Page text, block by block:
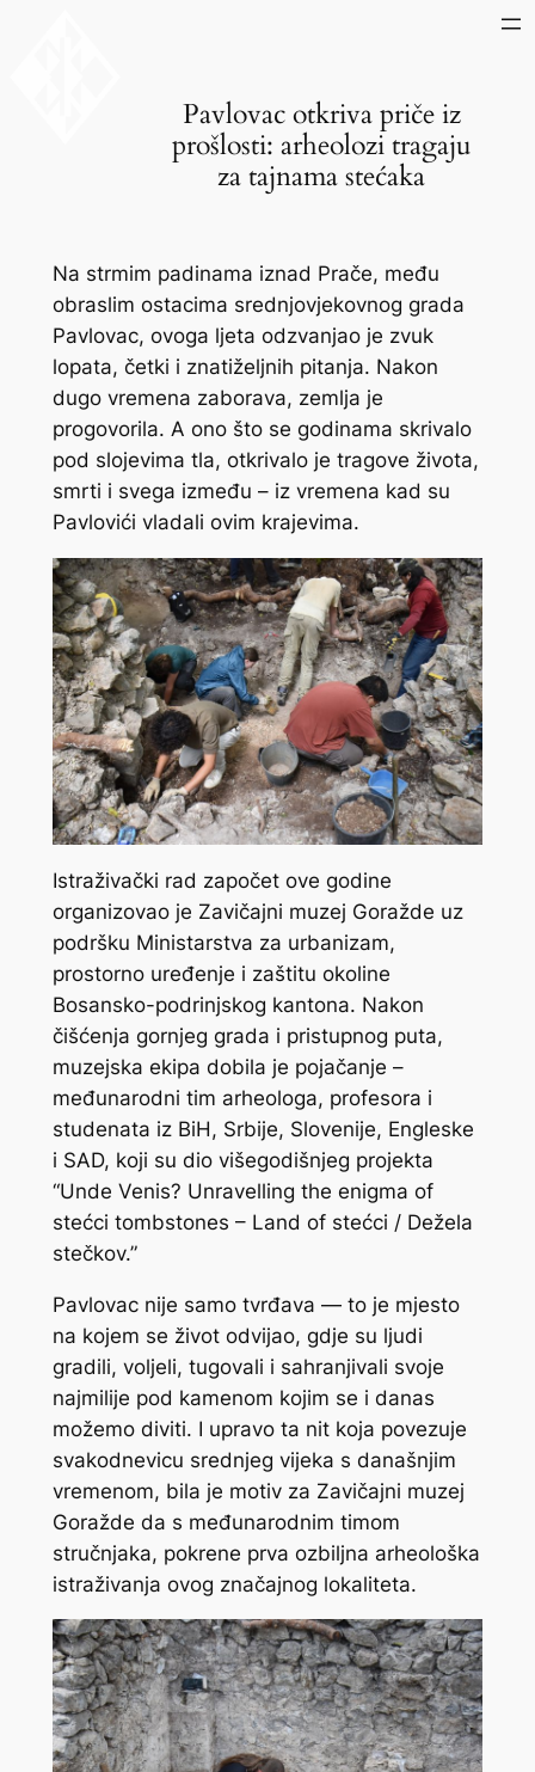
Pavlovac otkriva priče iz
prošlosti: arheolozi tragaju
za tajnama stećaka
Na strmim padinama iznad Prače, među
obraslim ostacima srednjovjekovnog grada
Pavlovac, ovoga ljeta odzvanjao je zvuk
lopata, četki i znatiželjnih pitanja. Nakon
dugo vremena zaborava, zemlja je
progovorila. A ono što se godinama skrivalo
pod slojevima tla, otkrivalo je tragove života,
smrti i svega između – iz vremena kad su
Pavlovići vladali ovim krajevima.
Istraživački rad započet ove godine
organizovao je Zavičajni muzej Goražde uz
podršku Ministarstva za urbanizam,
prostorno uređenje i zaštitu okoline
Bosansko-podrinjskog kantona. Nakon
čišćenja gornjeg grada i pristupnog puta,
muzejska ekipa dobila je pojačanje –
međunarodni tim arheologa, profesora i
studenata iz BiH, Srbije, Slovenije, Engleske
i SAD, koji su dio višegodišnjeg projekta
“Unde Venis? Unravelling the enigma of
stećci tombstones – Land of stećci / Dežela
stečkov.”
Pavlovac nije samo tvrđava — to je mjesto
na kojem se život odvijao, gdje su ljudi
gradili, voljeli, tugovali i sahranjivali svoje
najmilije pod kamenom kojim se i danas
možemo diviti. I upravo ta nit koja povezuje
svakodnevicu srednjeg vijeka s današnjim
vremenom, bila je motiv za Zavičajni muzej
Goražde da s međunarodnim timom
stručnjaka, pokrene prva ozbiljna arheološka
istraživanja ovog značajnog lokaliteta.